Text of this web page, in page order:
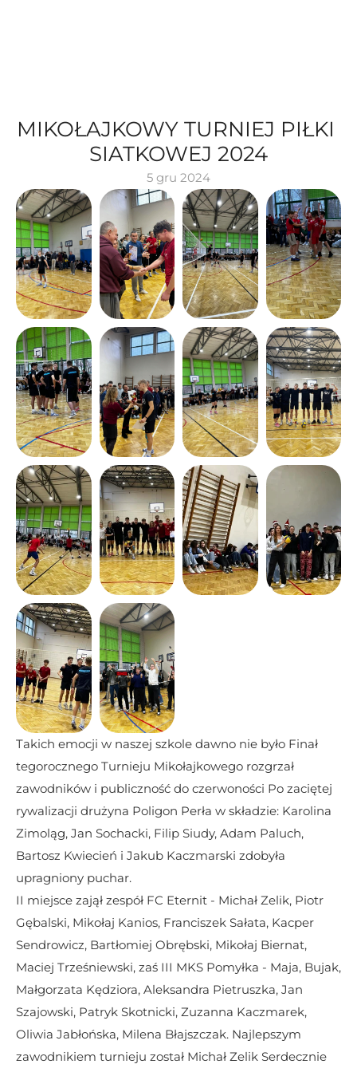
MIKOŁAJKOWY TURNIEJ PIŁKI
SIATKOWEJ 2024
5 gru 2024
Takich emocji w naszej szkole dawno nie było Finał
tegorocznego Turnieju Mikołajkowego rozgrzał
zawodników i publiczność do czerwoności Po zaciętej
rywalizacji drużyna Poligon Perła w składzie: Karolina
Zimoląg, Jan Sochacki, Filip Siudy, Adam Paluch,
Bartosz Kwiecień i Jakub Kaczmarski zdobyła
upragniony puchar.
II miejsce zajął zespół FC Eternit - Michał Zelik, Piotr
Gębalski, Mikołaj Kanios, Franciszek Sałata, Kacper
Sendrowicz, Bartłomiej Obrębski, Mikołaj Biernat,
Maciej Trześniewski, zaś III MKS Pomyłka - Maja, Bujak,
Małgorzata Kędziora, Aleksandra Pietruszka, Jan
Szajowski, Patryk Skotnicki, Zuzanna Kaczmarek,
Oliwia Jabłońska, Milena Błajszczak. Najlepszym
zawodnikiem turnieju został Michał Zelik Serdecznie